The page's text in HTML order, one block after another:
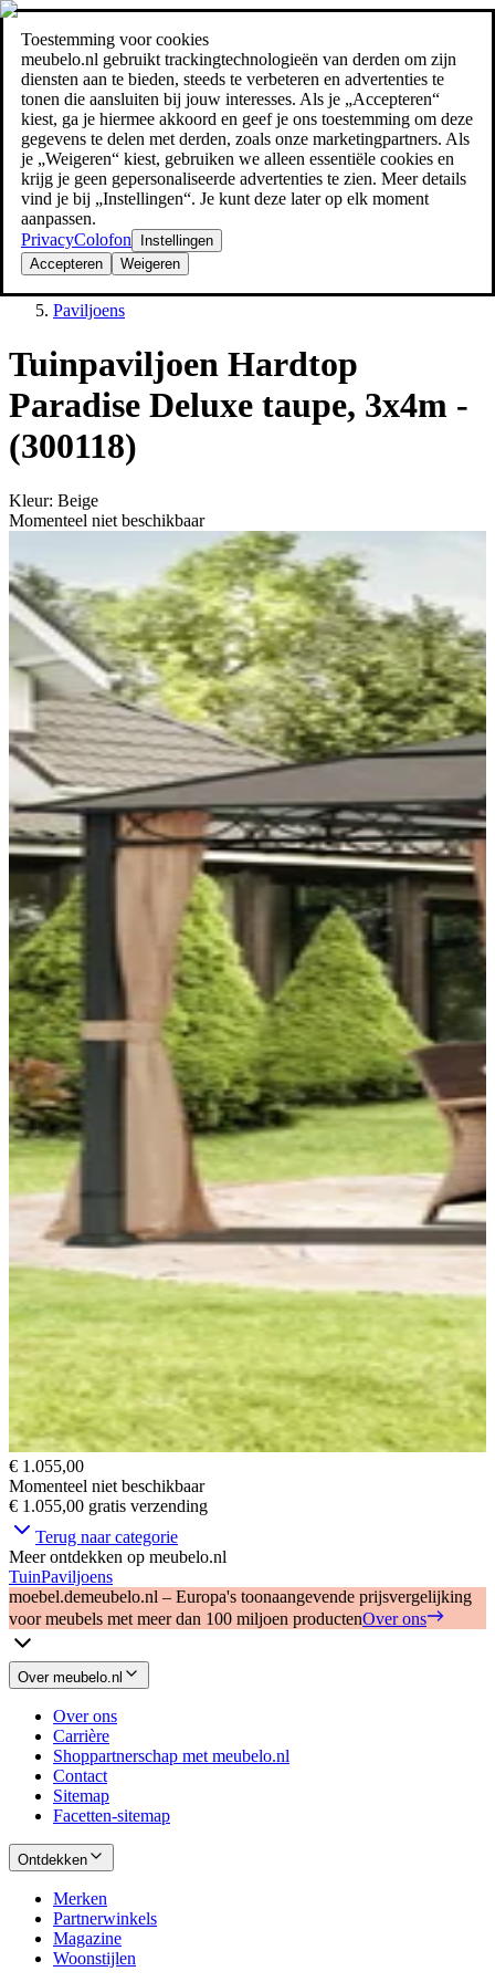
Toestemming voor cookies
meubelo.nl gebruikt trackingtechnologieën van derden om zijn
diensten aan te bieden, steeds te verbeteren en advertenties te
tonen die aansluiten bij jouw interesses. Als je „Accepteren“
kiest, ga je hiermee akkoord en geef je ons toestemming om deze
gegevens te delen met derden, zoals onze marketingpartners. Als
je „Weigeren“ kiest, gebruiken we alleen essentiële cookies en
krijg je geen gepersonaliseerde advertenties te zien. Meer details
vind je bij „Instellingen“. Je kunt deze later op elk moment
aanpassen.
PrivacyColofon
Instellingen
Accepteren
Weigeren
Zoeken
meubel jezelf de beste prijs!meubel jezelf de beste prijs!
Tuin
Paviljoens
Tuinpaviljoen Hardtop
Paradise Deluxe taupe, 3x4m -
(300118)
Kleur: Beige
Momenteel niet beschikbaar
€ 1.055,00
Momenteel niet beschikbaar
€ 1.055,00 gratis verzending
Terug naar categorie
Meer ontdekken op meubelo.nl
TuinPaviljoens
moebel.demeubelo.nl – Europa's toonaangevende prijsvergelijking
voor meubels met meer dan 100 miljoen productenOver ons
Over meubelo.nl
Over ons
Carrière
Shoppartnerschap met meubelo.nl
Contact
Sitemap
Facetten-sitemap
Ontdekken
Merken
Partnerwinkels
Magazine
Woonstijlen